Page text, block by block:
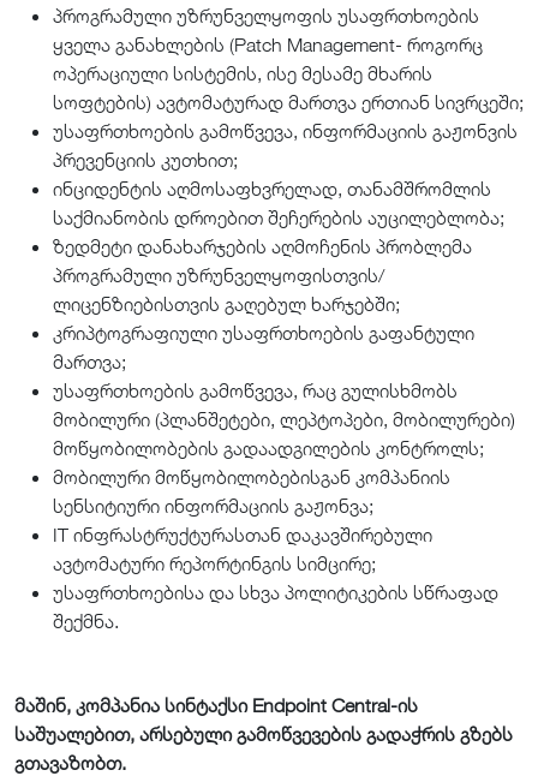
პროგრამული უზრუნველყოფის უსაფრთხოების
ყველა განახლების (Patch Management- როგორც
ოპერაციული სისტემის, ისე მესამე მხარის
სოფტების) ავტომატურად მართვა ერთიან სივრცეში;
უსაფრთხოების გამოწვევა, ინფორმაციის გაჟონვის
პრევენციის კუთხით;
ინციდენტის აღმოსაფხვრელად, თანამშრომლის
საქმიანობის დროებით შეჩერების აუცილებლობა;
ზედმეტი დანახარჯების აღმოჩენის პრობლემა
პროგრამული უზრუნველყოფისთვის/
ლიცენზიებისთვის გაღებულ ხარჯებში;
კრიპტოგრაფიული უსაფრთხოების გაფანტული
მართვა;
უსაფრთხოების გამოწვევა, რაც გულისხმობს
მობილური (პლანშეტები, ლეპტოპები, მობილურები)
მოწყობილობების გადაადგილების კონტროლს;
მობილური მოწყობილობებისგან კომპანიის
სენსიტიური ინფორმაციის გაჟონვა;
IT ინფრასტრუქტურასთან დაკავშირებული
ავტომატური რეპორტინგის სიმცირე;
უსაფრთხოებისა და სხვა პოლიტიკების სწრაფად
შექმნა.
მაშინ, კომპანია სინტაქსი Endpoint Central-ის
საშუალებით, არსებული გამოწვევების გადაჭრის გზებს
გთავაზობთ.